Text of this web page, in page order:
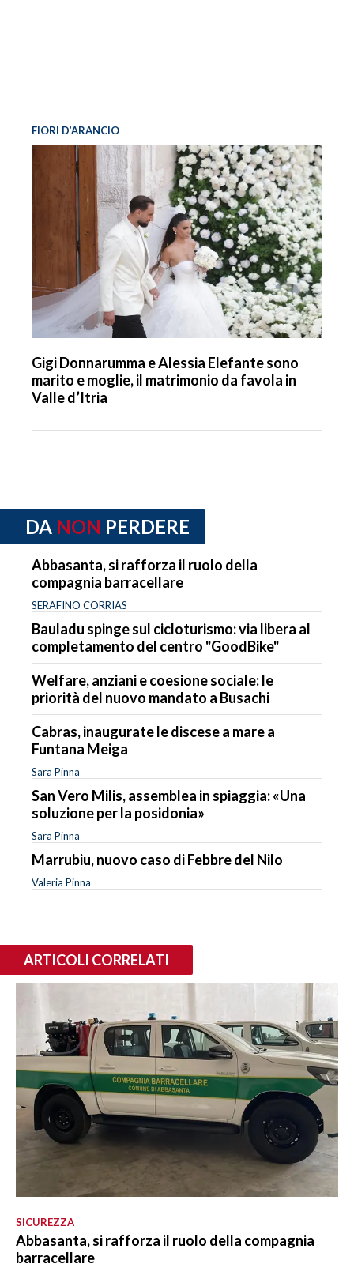
FIORI D’ARANCIO
Gigi Donnarumma e Alessia Elefante sono
marito e moglie, il matrimonio da favola in
Valle d’Itria
DA NON PERDERE
Abbasanta, si rafforza il ruolo della
compagnia barracellare
SERAFINO CORRIAS
Bauladu spinge sul cicloturismo: via libera al
completamento del centro "GoodBike"
Welfare, anziani e coesione sociale: le
priorità del nuovo mandato a Busachi
Cabras, inaugurate le discese a mare a
Funtana Meiga
Sara Pinna
San Vero Milis, assemblea in spiaggia: «Una
soluzione per la posidonia»
Sara Pinna
Marrubiu, nuovo caso di Febbre del Nilo
Valeria Pinna
ARTICOLI CORRELATI
SICUREZZA
Abbasanta, si rafforza il ruolo della compagnia
barracellare